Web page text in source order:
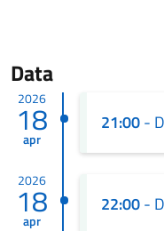
Data
2026
18
apr
21:00-
2026
18
apr
22:00-